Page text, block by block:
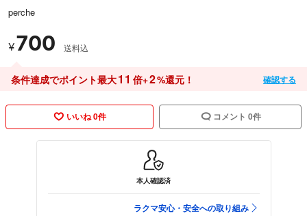
perche
¥700 送料込
条件達成でポイント最大11 倍+2%還元！ 確認する
いいね 0件 コメント 0件
本人確認済
ラクマ安心・安全への取り組み